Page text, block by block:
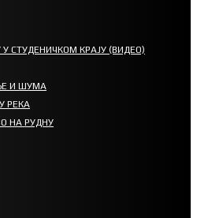
СТУДЕНИЧКОМ КРАЈУ (ВИДЕО)
И ШУМА
РЕКА
НА РУДНУ